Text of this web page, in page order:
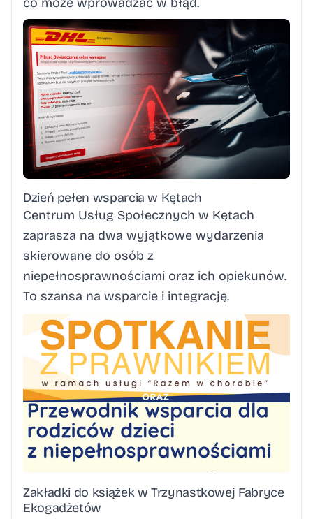
Dzień pełen wsparcia w Kętach
Centrum Usług Społecznych w Kętach
zaprasza na dwa wyjątkowe wydarzenia
skierowane do osób z
niepełnosprawnościami oraz ich opiekunów.
To szansa na wsparcie i integrację.
Zakładki do książek w Trzynastkowej Fabryce
Ekogadżetów